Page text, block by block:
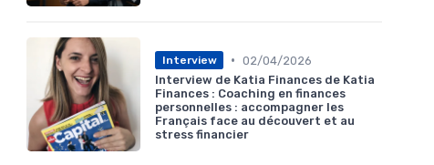
Interview • 02/04/2026
Interview de Katia Finances de Katia
Finances : Coaching en finances
personnelles : accompagner les
Français face au découvert et au
stress financier